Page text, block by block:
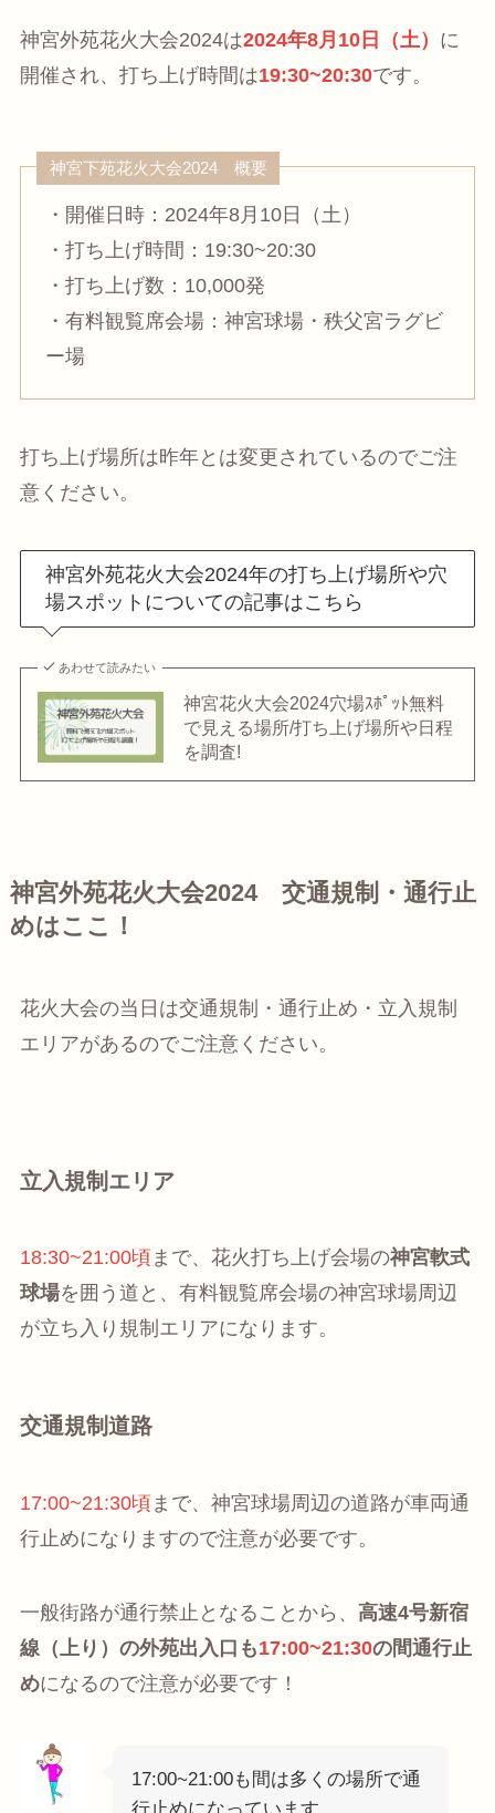
神宮外苑花火大会2024は2024年8月10日（土） に
開催され、打ち上げ時間は19:30~20:30です。
神宮下苑花火大会2024 概要
・開催日時：2024年8月10日（土）
・打ち上げ時間：19:30~20:30
・打ち上げ数：10,000発
・有料観覧席会場：神宮球場・秩父宮ラグビ
ー場
打ち上げ場所は昨年とは変更されているのでご注
意ください。
神宮外苑花火大会2024年の打ち上げ場所や穴
場スポットについての記事はこちら
あわせて読みたい
神宮花火大会2024穴場ｽﾎﾟｯﾄ無料
で見える場所/打ち上げ場所や日程
を調査!
神宮外苑花火大会2024 交通規制・通行止
めはここ！
花火大会の当日は交通規制・通行止め・立入規制
エリアがあるのでご注意ください。
立入規制エリア
18:30~21:00頃 まで、花火打ち上げ会場の神宮軟式
球場を囲う道と、有料観覧席会場の神宮球場周辺
が立ち入り規制エリアになります。
交通規制道路
17:00~21:30頃 まで、神宮球場周辺の道路が車両通
行止めになりますので注意が必要です。
一般街路が通行禁止となることから、 高速4号新宿
線（上り）の外苑出入口も17:00~21:30の間通行止
めになるので注意が必要です！
17:00~21:00も間は多くの場所で通